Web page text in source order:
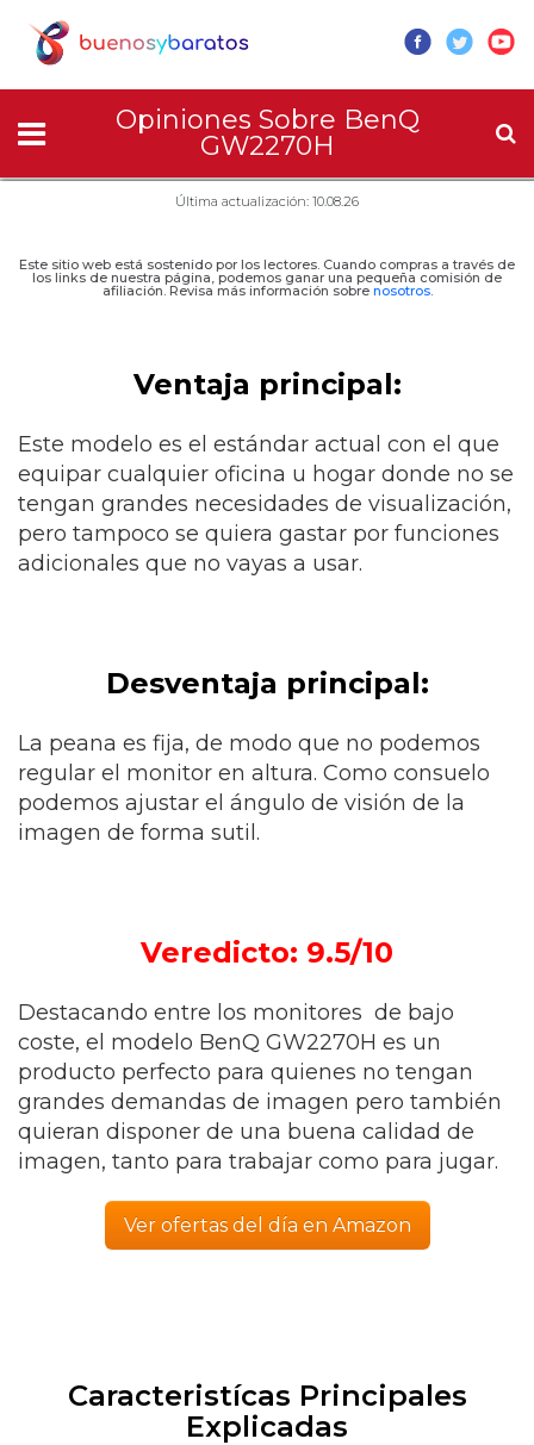
Opiniones Sobre BenQ
GW2270H
Última actualización: 10.08.26
Este sitio web está sostenido por los lectores. Cuando compras a través de
los links de nuestra página, podemos ganar una pequeña comisión de
afiliación. Revisa más información sobre nosotros.
Ventaja principal:
Este modelo es el estándar actual con el que
equipar cualquier oficina u hogar donde no se
tengan grandes necesidades de visualización,
pero tampoco se quiera gastar por funciones
adicionales que no vayas a usar.
Desventaja principal:
La peana es fija, de modo que no podemos
regular el monitor en altura. Como consuelo
podemos ajustar el ángulo de visión de la
imagen de forma sutil.
Veredicto: 9.5/10
Destacando entre los monitores de bajo
coste, el modelo BenQ GW2270H es un
producto perfecto para quienes no tengan
grandes demandas de imagen pero también
quieran disponer de una buena calidad de
imagen, tanto para trabajar como para jugar.
Ver ofertas del día en Amazon
Caracteristícas Principales
Explicadas